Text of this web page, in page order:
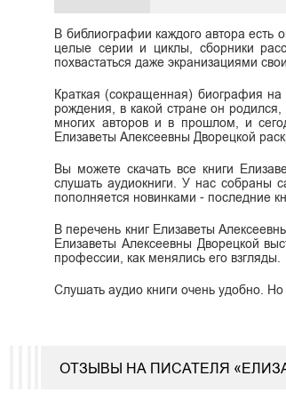
В библиографии каждого автора есть
целые серии и циклы, сборники
похвастаться даже экранизациями
Краткая (сокращенная) биография
рождения, в какой стране он
многих авторов и в прошлом, и
Елизаветы Алексеевны Дворецкой
Вы можете скачать все книги
слушать аудиокниги. У нас собраны
пополняется новинками - последние
В перечень книг Елизаветы
Елизаветы Алексеевны Дворецкой
профессии, как менялись его взгляды.
Слушать аудио книги очень удобно.
ОТЗЫВЫ НА ПИСАТЕЛЯ